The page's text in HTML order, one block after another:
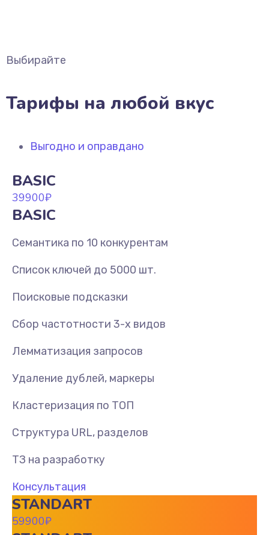
Выбирайте
Тарифы на любой вкус
Выгодно и оправдано
BASIC
39900₽
BASIC
Семантика по 10 конкурентам
Список ключей до 5000 шт.
Поисковые подсказки
Сбор частотности 3-х видов
Лемматизация запросов
Удаление дублей, маркеры
Кластеризация по ТОП
Структура URL, разделов
ТЗ на разработку
Консультация
STANDART
59900₽